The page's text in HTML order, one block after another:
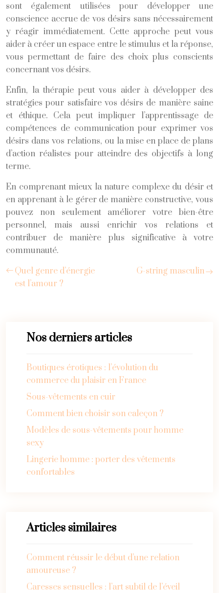
sont également utilisées pour développer une
conscience accrue de vos désirs sans nécessairement
y réagir immédiatement. Cette approche peut vous
aider à créer un espace entre le stimulus et la réponse,
vous permettant de faire des choix plus conscients
concernant vos désirs.
Enfin, la thérapie peut vous aider à développer des
stratégies pour satisfaire vos désirs de manière saine
et éthique. Cela peut impliquer l’apprentissage de
compétences de communication pour exprimer vos
désirs dans vos relations, ou la mise en place de plans
d’action réalistes pour atteindre des objectifs à long
terme.
En comprenant mieux la nature complexe du désir et
en apprenant à le gérer de manière constructive, vous
pouvez non seulement améliorer votre bien-être
personnel, mais aussi enrichir vos relations et
contribuer de manière plus significative à votre
communauté.
Quel genre d’énergie
est l’amour ?
G-string masculin
Nos derniers articles
Boutiques érotiques : l’évolution du
commerce du plaisir en France
Sous-vêtements en cuir
Comment bien choisir son caleçon ?
Modèles de sous-vêtements pour homme
sexy
Lingerie homme : porter des vêtements
confortables
Articles similaires
Comment réussir le début d’une relation
amoureuse ?
Caresses sensuelles : l’art subtil de l’éveil